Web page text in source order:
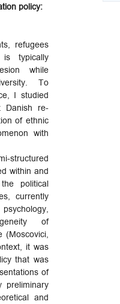
policy:
refugees
typically
while
To
I studied
Danish re-
of ethnic
with
within and
political
currently
of
(Moscovici,
it was
that was
of
preliminary
and